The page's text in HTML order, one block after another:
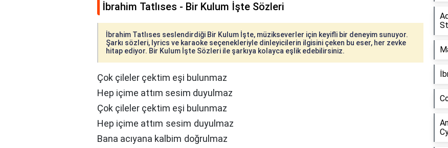
İbrahim Tatlıses - Bir Kulum İşte Sözleri
İbrahim Tatlıses seslendirdiği Bir Kulum İşte, müzikseverler için keyifli bir deneyim sunuyor.
Şarkı sözleri, lyrics ve karaoke seçenekleriyle dinleyicilerin ilgisini çeken bu eser, her zevke
hitap ediyor. Bir Kulum İşte Sözleri ile şarkıya kolayca eşlik edebilirsiniz.
Çok çileler çektim eşi bulunmaz
Hep içime attım sesim duyulmaz
Çok çileler çektim eşi bulunmaz
Hep içime attım sesim duyulmaz
Bana acıyana kalbim doğrulmaz